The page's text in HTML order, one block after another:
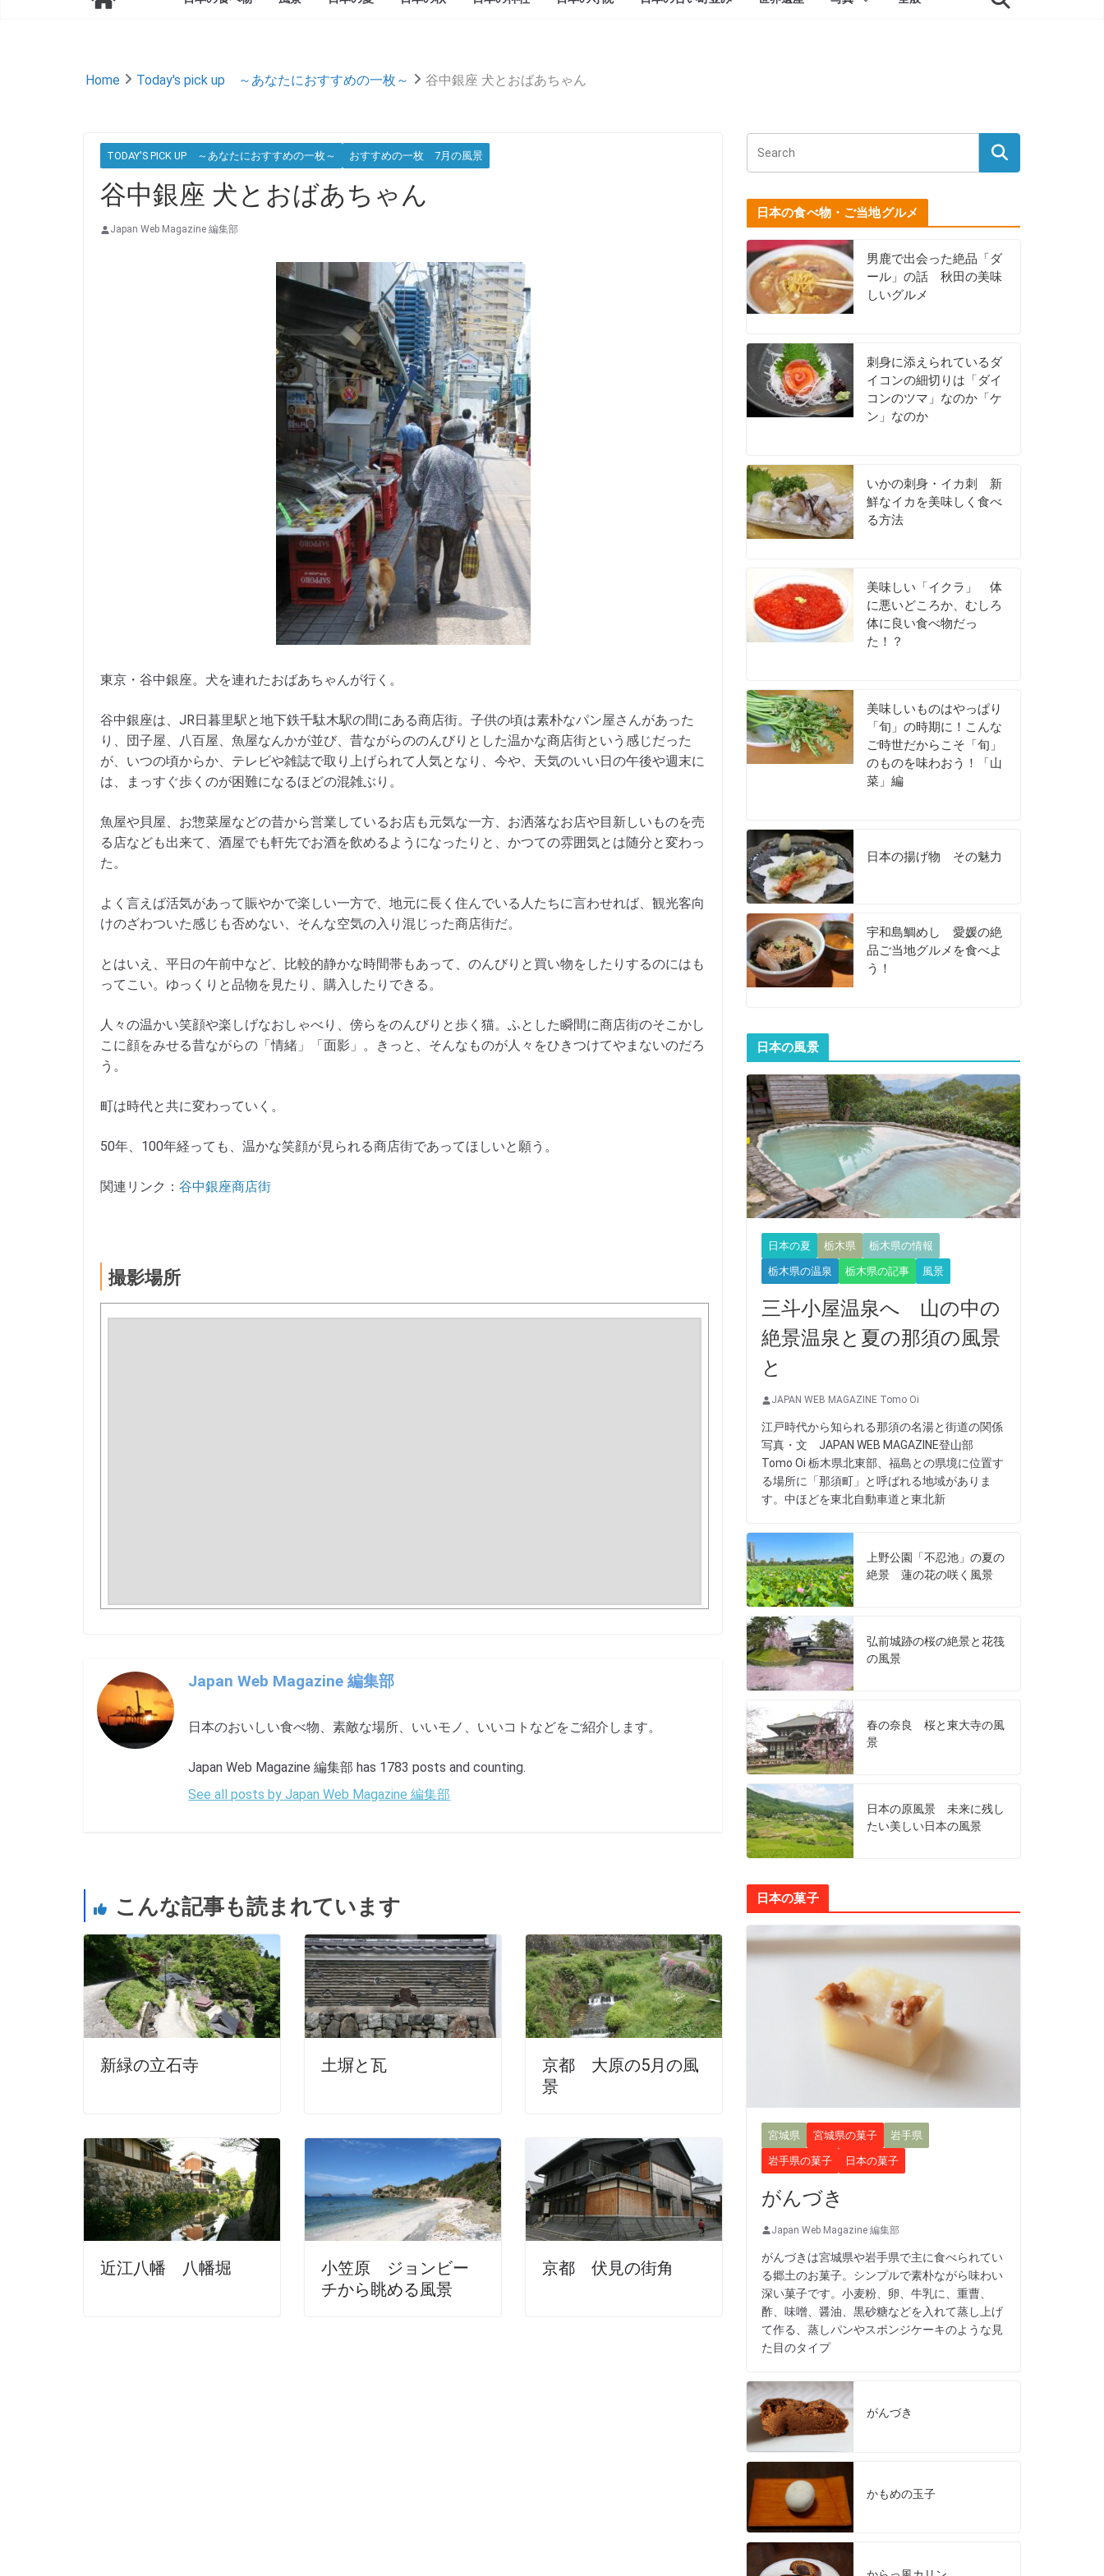
Home Today's pick up ～あなたにおすすめの一枚～ 谷中銀座 犬とおばあちゃん
TODAY'S PICK UP ～あなたにおすすめの一枚～ おすすめの一枚 7月の風景
谷中銀座 犬とおばあちゃん
Japan Web Magazine 編集部
東京・谷中銀座。犬を連れたおばあちゃんが行く。
谷中銀座は、JR日暮里駅と地下鉄千駄木駅の間にある商店街。子供の頃は素朴なパン屋さんがあった
り、団子屋、八百屋、魚屋なんかが並び、昔ながらののんびりとした温かな商店街という感じだった
が、いつの頃からか、テレビや雑誌で取り上げられて人気となり、今や、天気のいい日の午後や週末に
は、まっすぐ歩くのが困難になるほどの混雑ぶり。
魚屋や貝屋、お惣菜屋などの昔から営業しているお店も元気な一方、お洒落なお店や目新しいものを売
る店なども出来て、酒屋でも軒先でお酒を飲めるようになったりと、かつての雰囲気とは随分と変わっ
た。
よく言えば活気があって賑やかで楽しい一方で、地元に長く住んでいる人たちに言わせれば、観光客向
けのざわついた感じも否めない、そんな空気の入り混じった商店街だ。
とはいえ、平日の午前中など、比較的静かな時間帯もあって、のんびりと買い物をしたりするのにはも
ってこい。ゆっくりと品物を見たり、購入したりできる。
人々の温かい笑顔や楽しげなおしゃべり、傍らをのんびりと歩く猫。ふとした瞬間に商店街のそこかし
こに顔をみせる昔ながらの「情緒」「面影」。きっと、そんなものが人々をひきつけてやまないのだろ
う。
町は時代と共に変わっていく。
50年、100年経っても、温かな笑顔が見られる商店街であってほしいと願う。
関連リンク： 谷中銀座商店街
撮影場所
Japan Web Magazine 編集部
日本のおいしい食べ物、素敵な場所、いいモノ、いいコトなどをご紹介します。
Japan Web Magazine 編集部 has 1783 posts and counting.
See all posts by Japan Web Magazine 編集部
こんな記事も読まれています
新緑の立石寺 土塀と瓦
京都 大原の5月の風
景
近江八幡 八幡堀
小笠原 ジョンビー
チから眺める風景
京都 伏見の街角
日本の食べ物・ご当地グルメ
男鹿で出会った絶品「ダ
ール」の話 秋田の美味
しいグルメ
刺身に添えられているダ
イコンの細切りは「ダイ
コンのツマ」なのか「ケ
ン」なのか
いかの刺身・イカ刺 新
鮮なイカを美味しく食べ
る方法
美味しい「イクラ」 体
に悪いどころか、むしろ
体に良い食べ物だっ
た！？
美味しいものはやっぱり
「旬」の時期に！こんな
ご時世だからこそ「旬」
のものを味わおう！「山
菜」編
日本の揚げ物 その魅力
宇和島鯛めし 愛媛の絶
品ご当地グルメを食べよ
う！
日本の風景
日本の夏 栃木県 栃木県の情報
栃木県の温泉 栃木県の記事 風景
三斗小屋温泉へ 山の中の
絶景温泉と夏の那須の風景
と
JAPAN WEB MAGAZINE Tomo Oi
江戸時代から知られる那須の名湯と街道の関係
写真・文 JAPAN WEB MAGAZINE登山部
Tomo Oi 栃木県北東部、福島との県境に位置す
る場所に「那須町」と呼ばれる地域がありま
す。中ほどを東北自動車道と東北新
上野公園「不忍池」の夏の
絶景 蓮の花の咲く風景
弘前城跡の桜の絶景と花筏
の風景
春の奈良 桜と東大寺の風
景
日本の原風景 未来に残し
たい美しい日本の風景
日本の菓子
宮城県 宮城県の菓子 岩手県
岩手県の菓子 日本の菓子
がんづき
Japan Web Magazine 編集部
がんづきは宮城県や岩手県で主に食べられてい
る郷土のお菓子。シンプルで素朴ながら味わい
深い菓子です。小麦粉、卵、牛乳に、重曹、
酢、味噌、醤油、黒砂糖などを入れて蒸し上げ
て作る、蒸しパンやスポンジケーキのような見
た目のタイプ
がんづき
かもめの玉子